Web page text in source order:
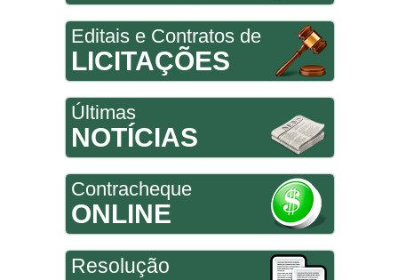
Editais e Contratos de
LICITAÇÕES
Últimas
NOTÍCIAS
Contracheque
ONLINE
Resolução